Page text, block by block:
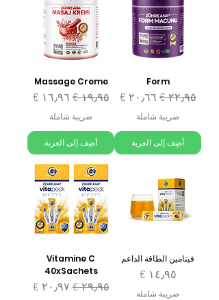
Form
سعر عادي‏٢٢٫٩٥ € سعر البيع
ضريبة شاملة
أضِف إلى العربة
Massage Creme
سعر عادي‏١٩٫٩٥ € سعر البيع
ضريبة شاملة
أضِف إلى العربة
فيتامين الطاقة الداعم
السعر
ضريبة شاملة
Vitamine C
40xSachets
سعر عادي‏٢٩٫٩٥ € سعر البيع